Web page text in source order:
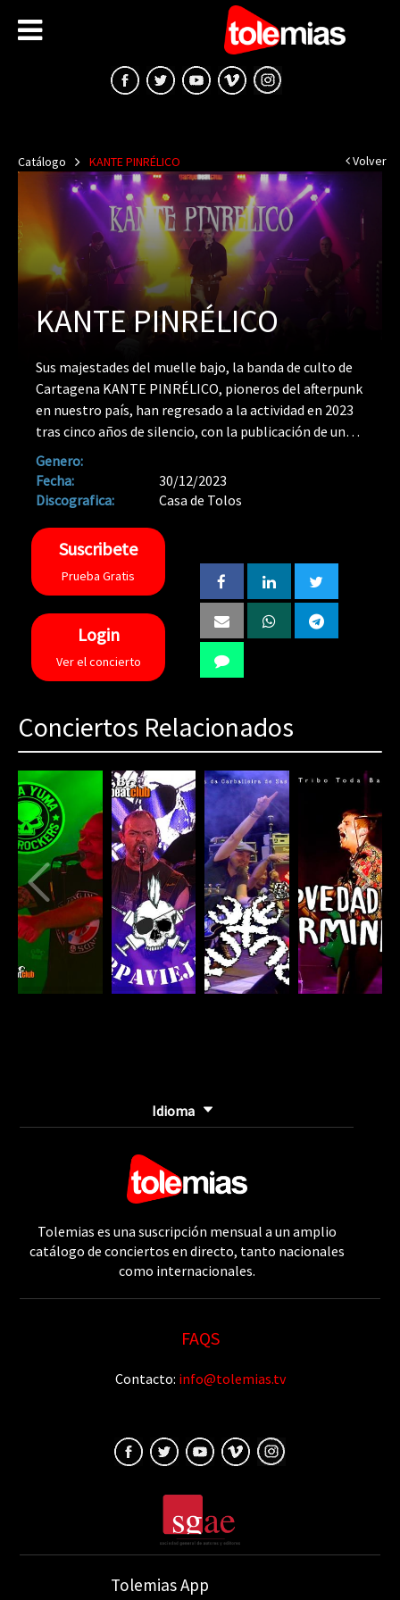
Catálogo KANTE PINRÉLICO Volver
KANTE PINRÉLICO
Sus majestades del muelle bajo, la banda de culto de
Cartagena KANTE PINRÉLICO, pioneros del afterpunk
en nuestro país, han regresado a la actividad en 2023
tras cinco años de silencio, con la publicación de un
nuevo single, "El regreso de los muertos vivientes",
presentado en una breve gira que tendrá su colofón
en Garaje Beat Club
Genero:
Fecha:
30/12/2023
Discografica:
Casa de Tolos
Suscribete
Prueba Gratis
Login
Ver el concierto
Conciertos Relacionados
Complete
(danger)
Idioma
Tolemias es una suscripción mensual a un amplio
catálogo de conciertos en directo, tanto nacionales
como internacionales.
FAQS
Contacto: info@tolemias.tv
Tolemias App